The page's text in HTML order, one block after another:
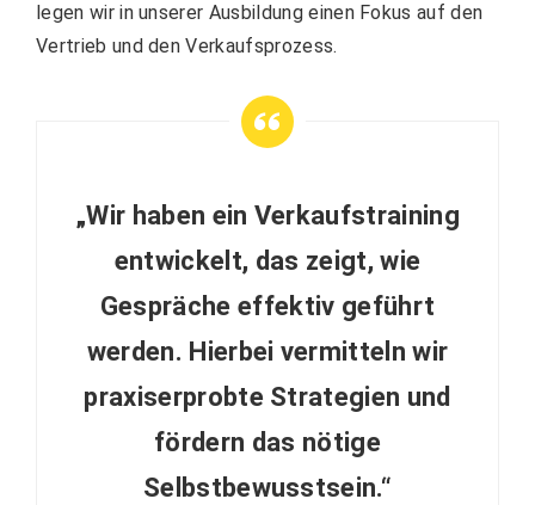
legen wir in unserer Ausbildung einen Fokus auf den
Vertrieb und den Verkaufsprozess.
„Wir haben ein Verkaufstraining
entwickelt, das zeigt, wie
Gespräche effektiv geführt
werden. Hierbei vermitteln wir
praxiserprobte Strategien und
fördern das nötige
Selbstbewusstsein.“